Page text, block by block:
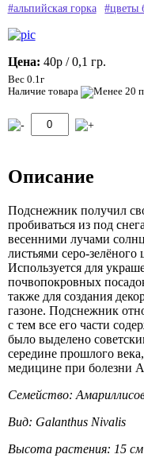
#альпийская горка #цветы
Цена: 40р / 0,1 гр.
Вес 0.1г
Наличие товара
Описание
Подснежник получил
пробиваться из под
весенними лучами
листьями серо-
Используется для
почвопокровных
также для создания
газоне. Подснежник
с тем все его части
было выделено
середине прошлого
медицине при болезни
Семейство:
Вид: Galanthus Nivalis
Высота растения: 15 см